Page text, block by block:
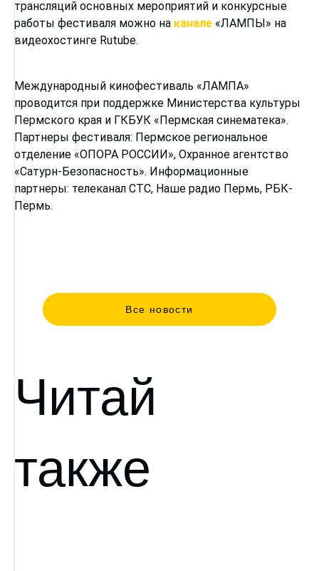
трансляций основных мероприятий и конкурсные
работы фестиваля можно на канале «ЛАМПЫ» на
видеохостинге Rutube.
Международный кинофестиваль «ЛАМПА»
проводится при поддержке Министерства культуры
Пермского края и ГКБУК «Пермская синематека».
Партнеры фестиваля: Пермское региональное
отделение «ОПОРА РОССИИ», Охранное агентство
«Сатурн-Безопасность». Информационные
партнеры: телеканал СТС, Наше радио Пермь, РБК-
Пермь.
Все новости
Читай
также